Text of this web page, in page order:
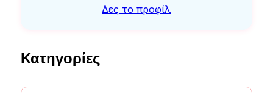
Δες το προφίλ
Κατηγορίες